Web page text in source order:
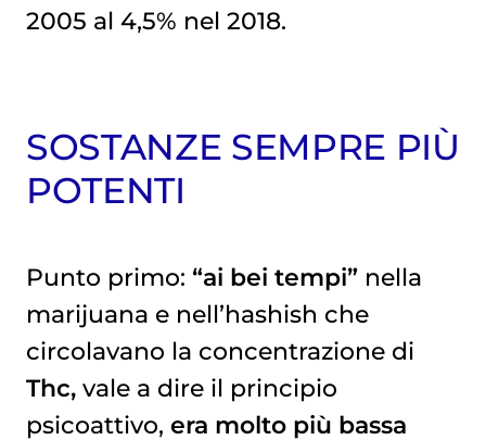
2005 al 4,5% nel 2018.
SOSTANZE SEMPRE PIÙ
POTENTI
Punto primo: “ai bei tempi”nella
marijuana e nell’hashish che
circolavano la concentrazione di
Thc,vale a dire il principio
psicoattivo, era molto più bassa